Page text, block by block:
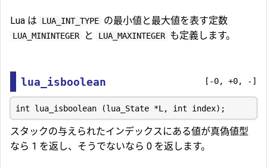
Lua は LUA_INT_TYPE の最小値と最大値を表す定数
LUA_MININTEGER と LUA_MAXINTEGER も定義します。
lua_isboolean [-0, +0, -]
スタックの与えられたインデックスにある値が真偽値型
なら 1 を返し、そうでないなら 0 を返します。